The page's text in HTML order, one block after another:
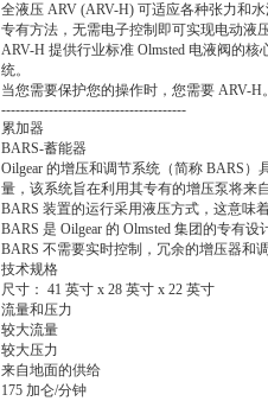
全液压 ARV (ARV-H) 可适应各种张力和
专有方法，无需电子控制即可实现电动液
ARV-H 提供行业标准 Olmsted 电液阀的
统。
当您需要保护您的操作时，您需要 ARV-
---------------------------------------
累加器
BARS-蓄能器
Oilgear 的增压和调节系统（简称 BARS
量，该系统旨在利用其专有的增压泵将来
BARS 装置的运行采用液压方式，这意味
BARS 是 Oilgear 的 Olmsted 集团的专有
BARS 不需要实时控制，冗余的增压器和
技术规格
尺寸： 41 英寸 x 28 英寸 x 22 英寸
流量和压力
较大流量
较大压力
来自地面的供给
175 加仑/分钟